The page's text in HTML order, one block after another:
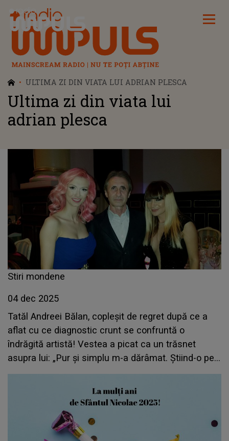
Radio Impuls
ULTIMA ZI DIN VIATA LUI ADRIAN PLESCA
Ultima zi din viata lui
adrian plesca
Stiri mondene
04 dec 2025
Tatăl Andreei Bălan, copleșit de regret după ce a
aflat cu ce diagnostic crunt se confruntă o
îndrăgită artistă! Vestea a picat ca un trăsnet
asupra lui: „Pur și simplu m-a dărâmat. Știind-o pe
ea cât este de puternică...”